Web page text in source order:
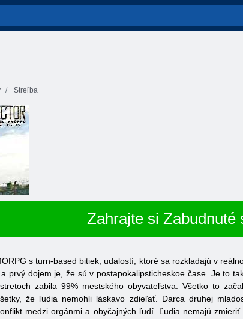
Streľba
Zahrajte si Zabudnuté
s turn-based bitiek, udalostí, ktoré sa rozkladajú v
prvý dojem je, že sú v postapokalipsticheskoe čase. Je to
zabila 99% mestského obyvateľstva. Všetko to
že ľudia nemohli láskavo zdieľať. Darca druhej
medzi orgánmi a obyčajných ľudí. Ľudia nemajú